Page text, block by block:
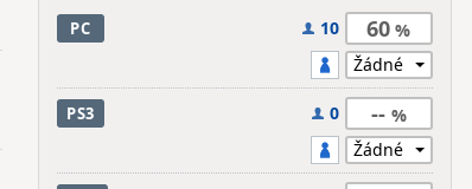
PC 10 60
PS3 0 --